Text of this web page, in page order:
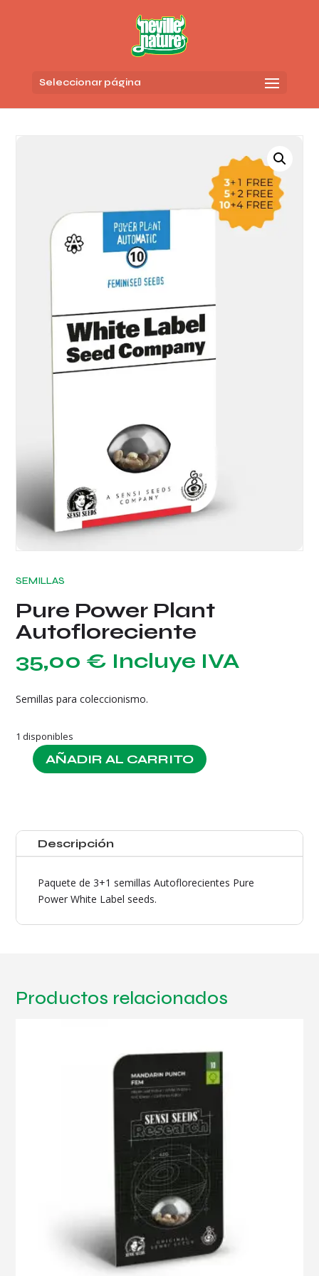
Seleccionar página
SEMILLAS
Pure Power Plant
Autofloreciente
35,00 € Incluye IVA
Semillas para coleccionismo.
1 disponibles
Pure
cantidad
AÑADIR AL CARRITO
Descripción
Paquete de 3+1 semillas Autoflorecientes Pure
Power White Label seeds.
Productos relacionados